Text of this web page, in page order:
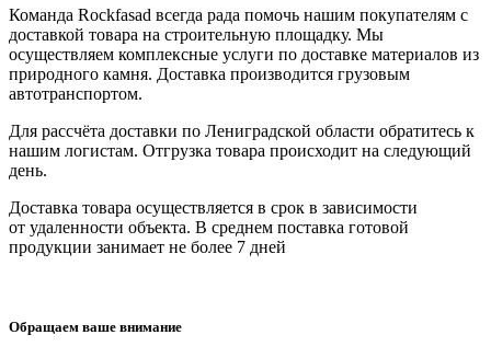
Команда Rockfasad всегда рада помочь нашим покупателям с
доставкой товара на строительную площадку. Мы
осуществляем комплексные услуги по доставке материалов из
природного камня. Доставка производится грузовым
автотранспортом.
Для рассчёта доставки по Лениградской области обратитесь к
нашим логистам. Отгрузка товара происходит на следующий
день.
Доставка товара осуществляется в срок в зависимости
от удаленности объекта. В среднем поставка готовой
продукции занимает не более 7 дней
Обращаем ваше внимание